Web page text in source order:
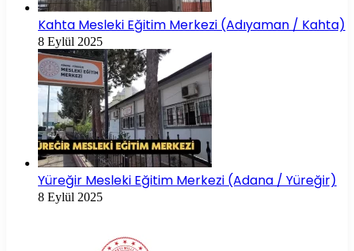
Kahta Mesleki Eğitim Merkezi (Adıyaman / Kahta)
8 Eylül 2025
Yüreğir Mesleki Eğitim Merkezi (Adana / Yüreğir)
8 Eylül 2025